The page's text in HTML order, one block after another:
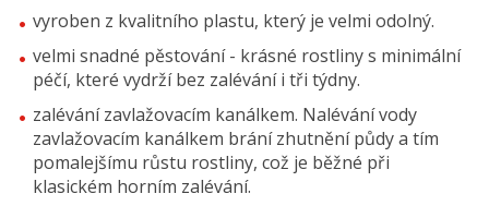
vyroben z kvalitního plastu, který je velmi odolný.
velmi snadné pěstování - krásné rostliny s minimální
péčí, které vydrží bez zalévání i tři týdny.
zalévání zavlažovacím kanálkem. Nalévání vody
zavlažovacím kanálkem brání zhutnění půdy a tím
pomalejšímu růstu rostliny, což je běžné při
klasickém horním zalévání.